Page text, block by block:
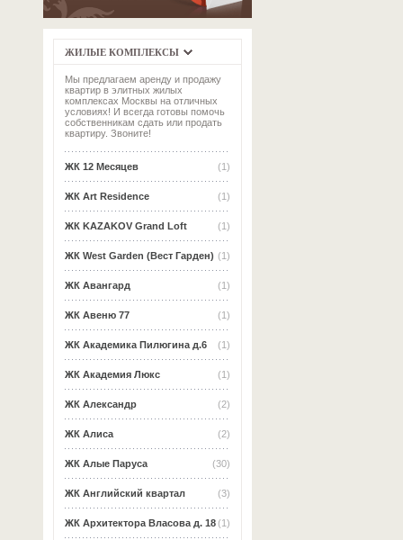
ЖИЛЫЕ КОМПЛЕКСЫ
Мы предлагаем аренду и продажу
квартир в элитных жилых
комплексах Москвы на отличных
условиях! И всегда готовы помочь
собственникам сдать или продать
квартиру. Звоните!
(1)
ЖК 12 Месяцев
(1)
ЖК Art Residence
(1)
ЖК KAZAKOV Grand Loft
(1)
ЖК West Garden (Вест Гарден)
(1)
ЖК Авангард
(1)
ЖК Авеню 77
(1)
ЖК Академика Пилюгина д.6
(1)
ЖК Академия Люкс
(2)
ЖК Александр
(2)
ЖК Алиса
(30)
ЖК Алые Паруса
(3)
ЖК Английский квартал
(1)
ЖК Архитектора Власова д. 18